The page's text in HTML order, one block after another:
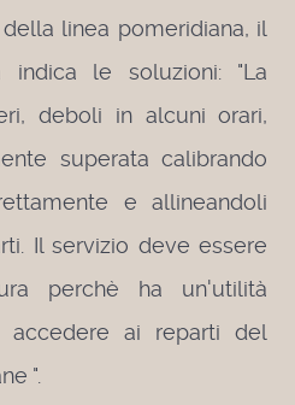
linea pomeridiana, il
indica le soluzioni: "La
deboli in alcuni orari,
superata calibrando
e allineandoli
Il servizio deve essere
perchè ha un'utilità
accedere ai reparti del
".